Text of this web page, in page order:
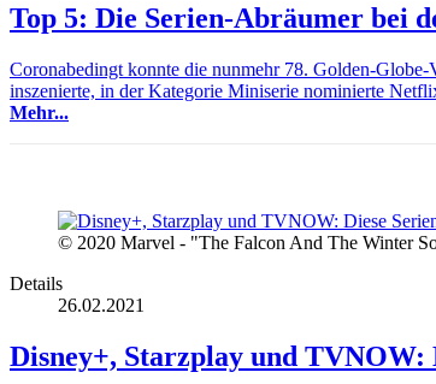
Top 5: Die Serien-Abräumer bei
Coronabedingt konnte die nunmehr 78. Golden-
inszenierte, in der Kategorie Miniserie nominierte
Mehr...
© 2020 Marvel - "The Falcon And The Winter
Details
26.02.2021
Disney+, Starzplay und